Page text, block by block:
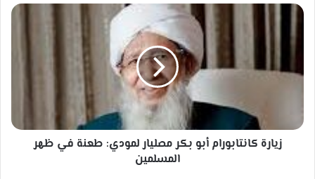
زيارة
كانتابورام
أبو
بكر
مصليار
ظهر
المسلمينزيارة كانتابورام أبو بكر مصليار لمودي: طعنة في ظهر
المسلمين